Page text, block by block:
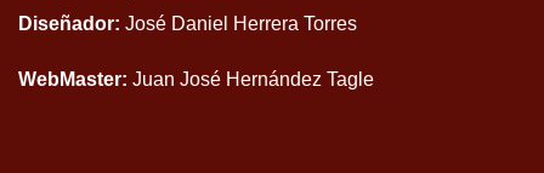
Diseñador: José Daniel Herrera Torres
WebMaster: Juan José Hernández Tagle